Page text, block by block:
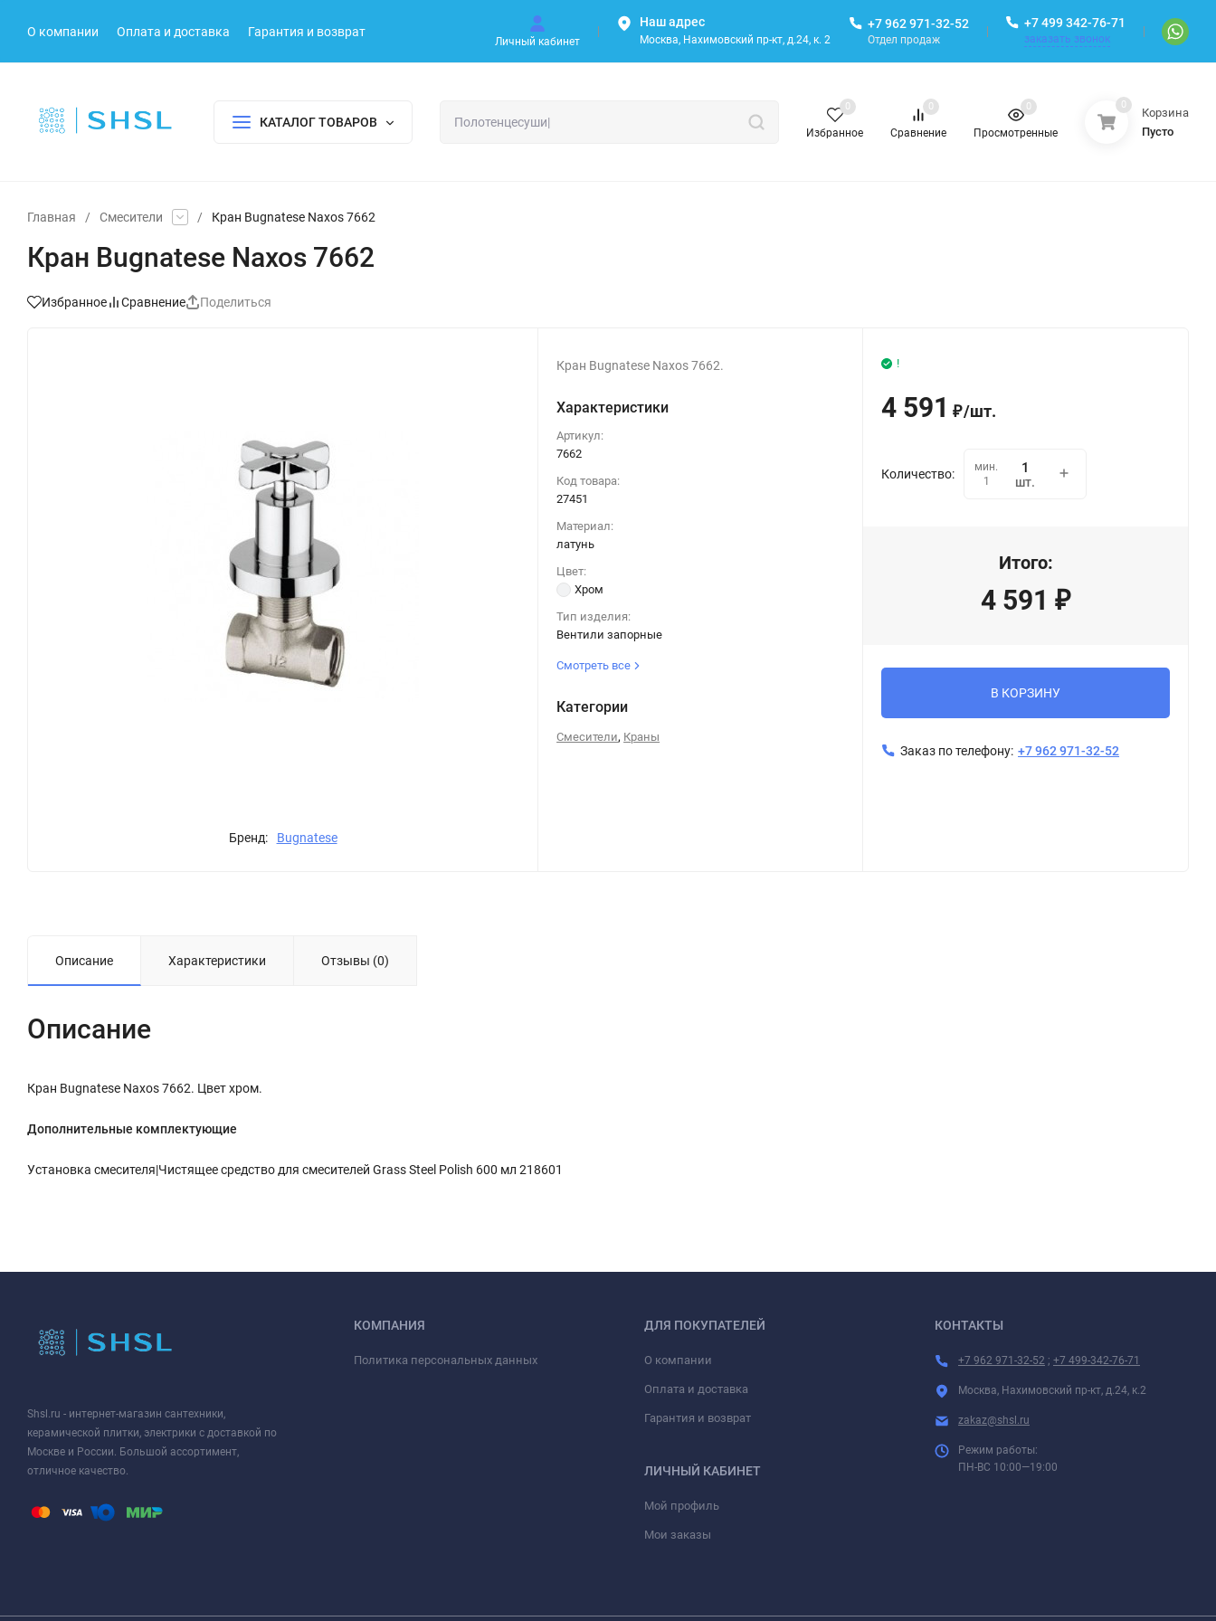
О компании Оплата и доставка Гарантия и возврат
Личный кабинет
Наш адрес
Москва, Нахимовский пр-кт, д.24, к. 2
+7 962 971-32-52
Отдел продаж
+7 499 342-76-71
заказать звонок
КАТАЛОГ ТОВАРОВ
Избранное
0
Сравнение
0
Просмотренные
0 0
Корзина
Пусто
Главная / Смесители / Кран Bugnatese Naxos 7662
Кран Bugnatese Naxos 7662
Избранное Сравнение Поделиться
Бренд: Bugnatese
Кран Bugnatese Naxos 7662.
Характеристики
Артикул:
7662
Код товара:
27451
Материал:
латунь
Цвет:
Хром
Тип изделия:
Вентили запорные
Смотреть все
Категории
Смесители, Краны
!
4 591 ₽/шт.
Количество:
мин.
1
шт.
Итого:
4 591 ₽
В КОРЗИНУ
Заказ по телефону: +7 962 971-32-52
Описание Характеристики Отзывы (0)
Описание
Кран Bugnatese Naxos 7662. Цвет хром.
Дополнительные комплектующие
Установка смесителя|Чистящее средство для смесителей Grass Steel Polish 600 мл 218601
Shsl.ru - интернет-магазин сантехники,
керамической плитки, электрики с доставкой по
Москве и России. Большой ассортимент,
отличное качество.
КОМПАНИЯ
Политика персональных данных
ДЛЯ ПОКУПАТЕЛЕЙ
О компании
Оплата и доставка
Гарантия и возврат
ЛИЧНЫЙ КАБИНЕТ
Мой профиль
Мои заказы
КОНТАКТЫ
+7 962 971-32-52 ; +7 499-342-76-71
Москва, Нахимовский пр-кт, д.24, к.2
zakaz@shsl.ru
Режим работы:
ПН-ВС 10:00—19:00